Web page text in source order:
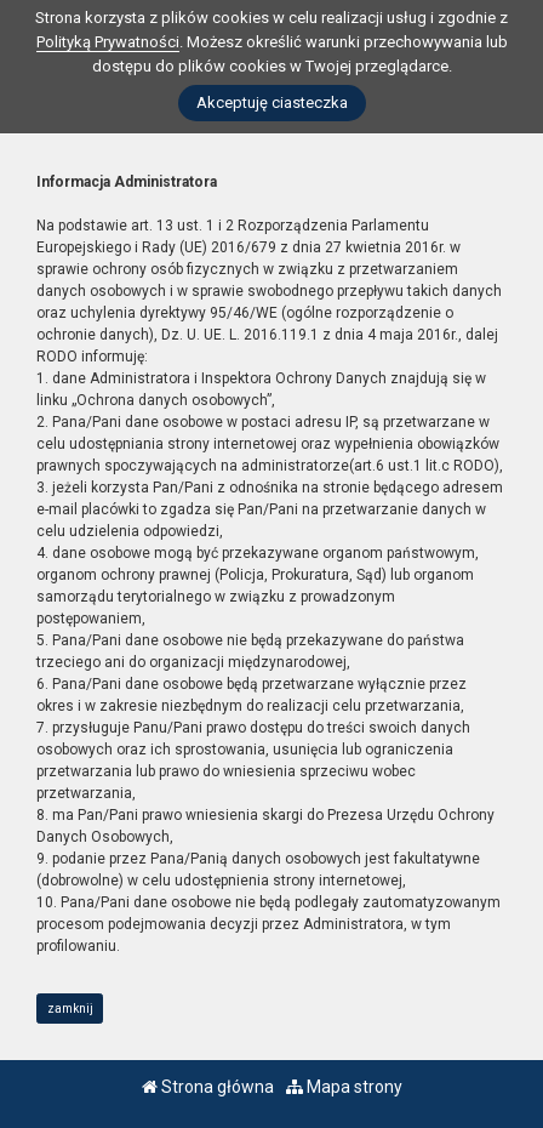
Strona korzysta z plików cookies w celu realizacji usług i zgodnie z
Polityką Prywatności. Możesz określić warunki przechowywania lub
dostępu do plików cookies w Twojej przeglądarce.
Akceptuję ciasteczka
Informacja Administratora
Na podstawie art. 13 ust. 1 i 2 Rozporządzenia Parlamentu
Europejskiego i Rady (UE) 2016/679 z dnia 27 kwietnia 2016r. w
sprawie ochrony osób fizycznych w związku z przetwarzaniem
danych osobowych i w sprawie swobodnego przepływu takich danych
oraz uchylenia dyrektywy 95/46/WE (ogólne rozporządzenie o
ochronie danych), Dz. U. UE. L. 2016.119.1 z dnia 4 maja 2016r., dalej
RODO informuję:
1. dane Administratora i Inspektora Ochrony Danych znajdują się w
linku „Ochrona danych osobowych”,
2. Pana/Pani dane osobowe w postaci adresu IP, są przetwarzane w
celu udostępniania strony internetowej oraz wypełnienia obowiązków
prawnych spoczywających na administratorze(art.6 ust.1 lit.c RODO),
3. jeżeli korzysta Pan/Pani z odnośnika na stronie będącego adresem
e-mail placówki to zgadza się Pan/Pani na przetwarzanie danych w
celu udzielenia odpowiedzi,
4. dane osobowe mogą być przekazywane organom państwowym,
organom ochrony prawnej (Policja, Prokuratura, Sąd) lub organom
samorządu terytorialnego w związku z prowadzonym
postępowaniem,
5. Pana/Pani dane osobowe nie będą przekazywane do państwa
trzeciego ani do organizacji międzynarodowej,
6. Pana/Pani dane osobowe będą przetwarzane wyłącznie przez
okres i w zakresie niezbędnym do realizacji celu przetwarzania,
7. przysługuje Panu/Pani prawo dostępu do treści swoich danych
osobowych oraz ich sprostowania, usunięcia lub ograniczenia
przetwarzania lub prawo do wniesienia sprzeciwu wobec
przetwarzania,
8. ma Pan/Pani prawo wniesienia skargi do Prezesa Urzędu Ochrony
Danych Osobowych,
9. podanie przez Pana/Panią danych osobowych jest fakultatywne
(dobrowolne) w celu udostępnienia strony internetowej,
10. Pana/Pani dane osobowe nie będą podlegały zautomatyzowanym
procesom podejmowania decyzji przez Administratora, w tym
profilowaniu.
zamknij
Strona główna Mapa strony